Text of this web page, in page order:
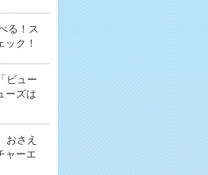
る！ス
ック！
ビュー
ーズは
おさえ
ャーエ